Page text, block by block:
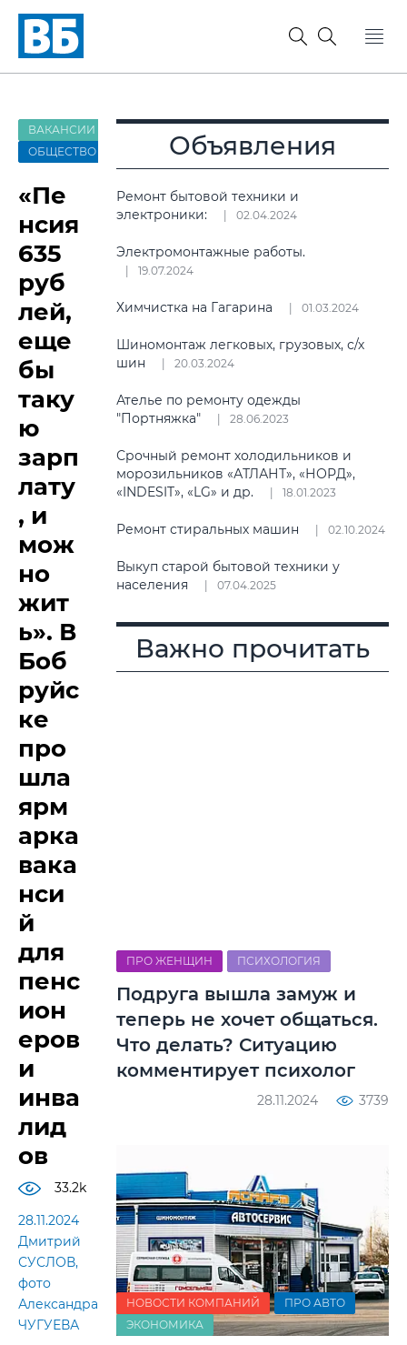
ВАКАНСИИ
ОБЩЕСТВО
«Пе
нсия
635
руб
лей,
еще
бы
таку
ю
зарп
лату
, и
мож
но
жит
ь». В
Боб
руйс
ке
про
шла
ярм
арка
вака
нси
й
для
пенс
ион
еров
и
инва
лид
ов
33.2k
28.11.2024
Дмитрий
СУСЛОВ,
фото
Александра
ЧУГУЕВА
Объявления
Ремонт бытовой техники и
электроники:
02.04.2024
Электромонтажные работы.
19.07.2024
Химчистка на Гагарина 01.03.2024
Шиномонтаж легковых, грузовых, с/х
шин
20.03.2024
Ателье по ремонту одежды
"Портняжка"
28.06.2023
Срочный ремонт холодильников и
морозильников «АТЛАНТ», «НОРД»,
«INDESIT», «LG» и др.
18.01.2023
Ремонт стиральных машин 02.10.2024
Выкуп старой бытовой техники у
населения
07.04.2025
Важно прочитать
ПРО ЖЕНЩИН ПСИХОЛОГИЯ
Подруга вышла замуж и
теперь не хочет общаться.
Что делать? Ситуацию
комментирует психолог
28.11.2024 3739
НОВОСТИ КОМПАНИЙ
ПРО АВТО
ЭКОНОМИКА